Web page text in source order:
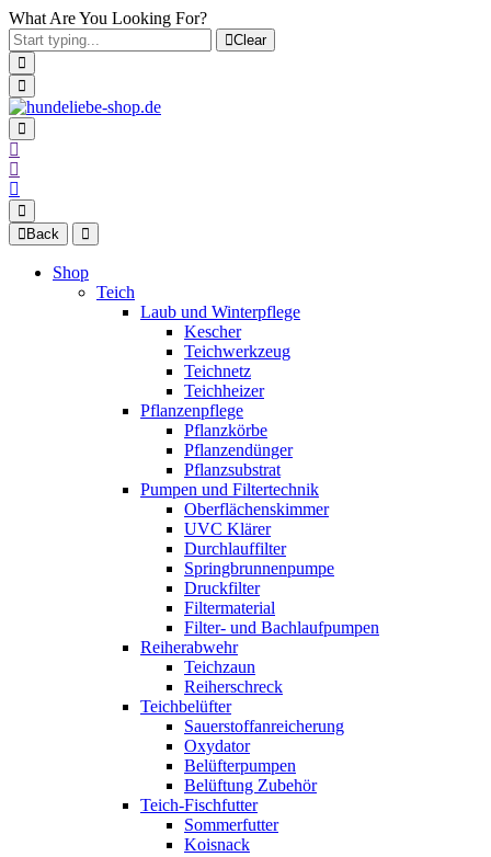
What Are You Looking For?
Clear
Back
Shop
Teich
Laub und Winterpflege
Kescher
Teichwerkzeug
Teichnetz
Teichheizer
Pflanzenpflege
Pflanzkörbe
Pflanzendünger
Pflanzsubstrat
Pumpen und Filtertechnik
Oberflächenskimmer
UVC Klärer
Durchlauffilter
Springbrunnenpumpe
Druckfilter
Filtermaterial
Filter- und Bachlaufpumpen
Reiherabwehr
Teichzaun
Reiherschreck
Teichbelüfter
Sauerstoffanreicherung
Oxydator
Belüfterpumpen
Belüftung Zubehör
Teich-Fischfutter
Sommerfutter
Koisnack